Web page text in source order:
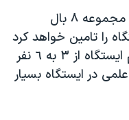
پس از تکميلٍ نصب دو بال جديد، مجموعه ٨ بال
را تامين خواهد کرد
که با دوبرابر شمار فضانوردان مقيم ايستگاه از ٣ به ٦ نفر
در ايستگاه بسيار